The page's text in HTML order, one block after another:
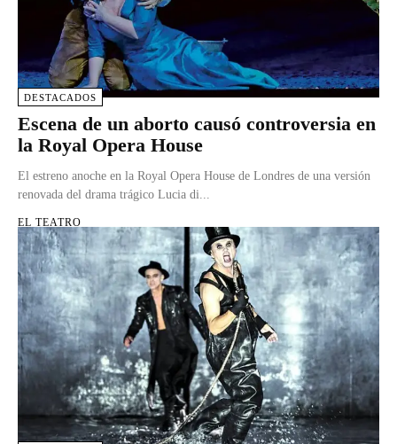
DESTACADOS
Escena de un aborto causó controversia en
la Royal Opera House
El estreno anoche en la Royal Opera House de Londres de una versión
renovada del drama trágico Lucia di...
EL TEATRO